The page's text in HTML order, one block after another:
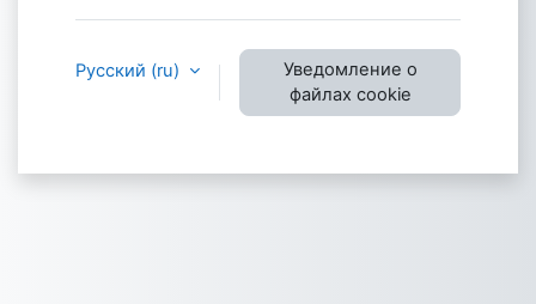
Русский ‎(ru)‎
Уведомление о
файлах cookie